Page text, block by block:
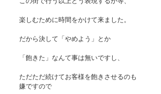
楽しむために時間をかけて来ました。
だから決して「やめよう」とか
「飽きた」なんて事は無いですし、
ただただ続けてお客様を飽きさせるのも
嫌ですので